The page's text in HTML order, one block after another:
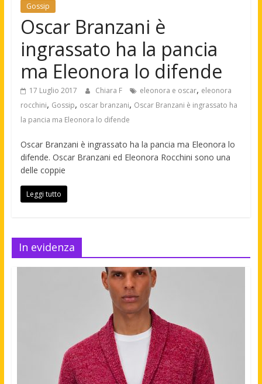
Gossip
Oscar Branzani è
ingrassato ha la pancia
ma Eleonora lo difende
17 Luglio 2017 Chiara F eleonora e oscar, eleonora
rocchini, Gossip, oscar branzani, Oscar Branzani è ingrassato ha
la pancia ma Eleonora lo difende
Oscar Branzani è ingrassato ha la pancia ma Eleonora lo
difende. Oscar Branzani ed Eleonora Rocchini sono una
delle coppie
Leggi tutto
In evidenza